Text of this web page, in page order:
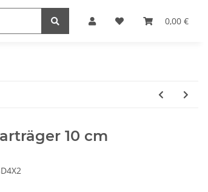
0,00 €
Haushaltswaren
10 cm